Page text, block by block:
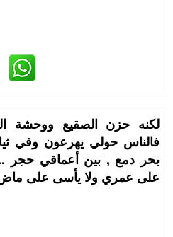
لكنه حزن الصقيع ووحشة
فالناس حولي يهرعون وفي
بحر دمع , بين أعماقي حجر ..
على عمري ولا يأسى على